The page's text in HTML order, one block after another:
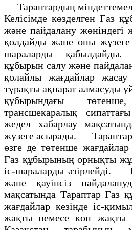
Тараптардың
Келісімде көзделген Газ
және пайдалану жөніндегі
қолдайды және оны жүзеге
шараларды
құбырын салу және
қолайлы жағдайлар
тұрақты ақпарат алмасуды
құбырындағы
трансшекаралық
жедел хабарлау
жүзеге асырады. Тараптар
өзге де төтенше
Газ құбырының орнықты
іс-шараларды әзірлейді.
және қауіпсіз
мақсатында Тараптар Газ
жағдайлар кезінде ic-
жақты немесе көп жақты